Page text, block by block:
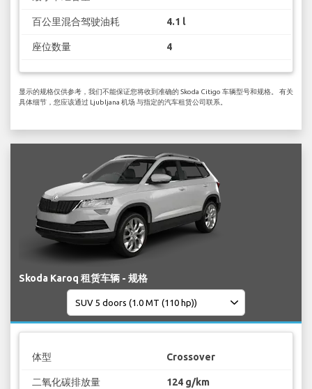
百公里混合驾驶油耗 4.1 l
座位数量 4
显示的规格仅供参考，我们不能保证您将收到准确的 Skoda Citigo 车辆型号和规格。 有关
具体细节，您应该通过 Ljubljana 机场 与指定的汽车租赁公司联系。
Skoda Karoq 租赁车辆 - 规格
体型 Crossover
二氧化碳排放量 124 g/km